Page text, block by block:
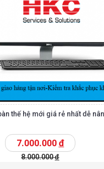
thế hệ mới giá rẻ nhất dễ
7.000.000đ
8.000.000đ